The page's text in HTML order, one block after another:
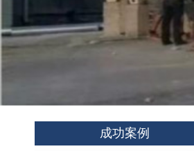
成功案例